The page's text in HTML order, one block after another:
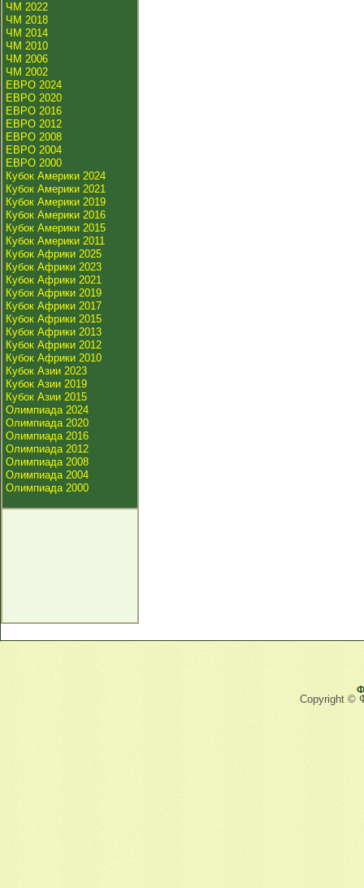
ЧМ 2022
ЧМ 2018
ЧМ 2014
ЧМ 2010
ЧМ 2006
ЧМ 2002
ЕВРО 2024
ЕВРО 2020
ЕВРО 2016
ЕВРО 2012
ЕВРО 2008
ЕВРО 2004
ЕВРО 2000
Кубок Америки 2024
Кубок Америки 2021
Кубок Америки 2019
Кубок Америки 2016
Кубок Америки 2015
Кубок Америки 2011
Кубок Африки 2025
Кубок Африки 2023
Кубок Африки 2021
Кубок Африки 2019
Кубок Африки 2017
Кубок Африки 2015
Кубок Африки 2013
Кубок Африки 2012
Кубок Африки 2010
Кубок Азии 2023
Кубок Азии 2019
Кубок Азии 2015
Олимпиада 2024
Олимпиада 2020
Олимпиада 2016
Олимпиада 2012
Олимпиада 2008
Олимпиада 2004
Олимпиада 2000
Copyright ©